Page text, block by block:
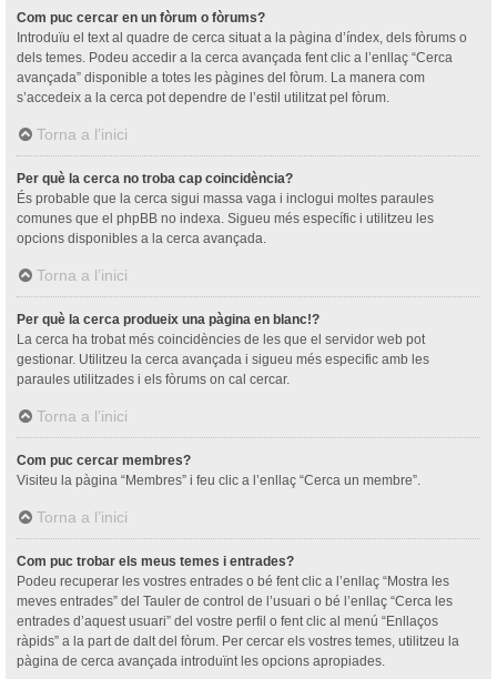
Com puc cercar en un fòrum o fòrums?
Introduïu el text al quadre de cerca situat a la pàgina d’índex, dels fòrums o
dels temes. Podeu accedir a la cerca avançada fent clic a l’enllaç “Cerca
avançada” disponible a totes les pàgines del fòrum. La manera com
s’accedeix a la cerca pot dependre de l’estil utilitzat pel fòrum.
Torna a l’inici
Per què la cerca no troba cap coincidència?
És probable que la cerca sigui massa vaga i inclogui moltes paraules
comunes que el phpBB no indexa. Sigueu més específic i utilitzeu les
opcions disponibles a la cerca avançada.
Torna a l’inici
Per què la cerca produeix una pàgina en blanc!?
La cerca ha trobat més coincidències de les que el servidor web pot
gestionar. Utilitzeu la cerca avançada i sigueu més especific amb les
paraules utilitzades i els fòrums on cal cercar.
Torna a l’inici
Com puc cercar membres?
Visiteu la pàgina “Membres” i feu clic a l’enllaç “Cerca un membre”.
Torna a l’inici
Com puc trobar els meus temes i entrades?
Podeu recuperar les vostres entrades o bé fent clic a l’enllaç “Mostra les
meves entrades” del Tauler de control de l’usuari o bé l’enllaç “Cerca les
entrades d’aquest usuari” del vostre perfil o fent clic al menú “Enllaços
ràpids” a la part de dalt del fòrum. Per cercar els vostres temes, utilitzeu la
pàgina de cerca avançada introduïnt les opcions apropiades.